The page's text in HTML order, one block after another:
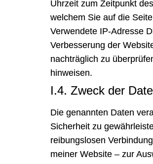
Uhrzeit zum Zeitpunkt
welchem Sie auf die
Verwendete IP-Adresse
Verbesserung der
nachträglich zu
hinweisen.
I.4. Zweck der
Die genannten Daten
Sicherheit zu
reibungslosen
meiner Website – zur